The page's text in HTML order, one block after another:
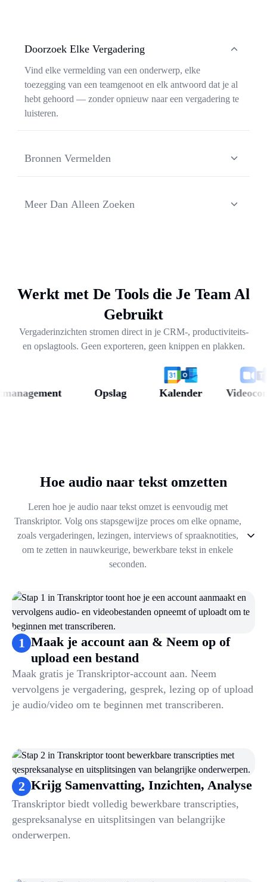
Doorzoek Elke Vergadering
Vind elke vermelding van een onderwerp, elke
toezegging van een teamgenoot en elk antwoord dat je al
hebt gehoord — zonder opnieuw naar een vergadering te
luisteren.
Bronnen Vermelden
de context kunt verifiëren en de originele bron met één
Meer Dan Alleen Zoeken
Werkt met De Tools die Je Team Al
Gebruikt
Vergaderinzichten stromen direct in je CRM-, productiviteits-
en opslagtools. Geen exporteren, geen knippen en plakken.
Opslag Kalender
Hoe audio naar tekst omzetten
Leren hoe je audio naar tekst omzet is eenvoudig met
Transkriptor. Volg ons stapsgewijze proces om elke opname,
zoals vergaderingen, lezingen, interviews of spraaknotities,
om te zetten in nauwkeurige, bewerkbare tekst in enkele
seconden.
2. Krijg Samenvatting, Inzichten, Analyse
Maak Notities & Organiseer Bestanden
4
Automatiseer & Praat met Transcripties
1 Maak je account aan & Neem op of
upload een bestand
Maak gratis je Transkriptor-account aan. Neem
vervolgens je vergadering, gesprek, lezing op of upload
je audio/video om te beginnen met transcriberen.
2 Krijg Samenvatting, Inzichten, Analyse
Transkriptor biedt volledig bewerkbare transcripties,
gespreksanalyse en uitsplitsingen van belangrijke
onderwerpen.